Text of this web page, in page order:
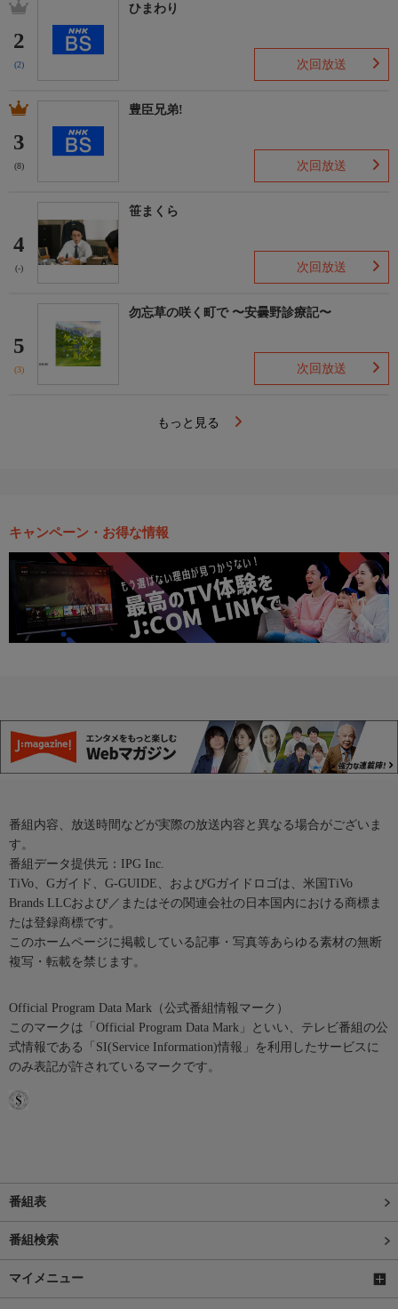
2
(2)
ひまわり
次回放送
3
(8)
豊臣兄弟!
次回放送
4
(-)
笹まくら
次回放送
5
(3)
勿忘草の咲く町で 〜安曇野診療記〜
次回放送
もっと見る
キャンペーン・お得な情報
番組内容、放送時間などが実際の放送内容と異なる場合がございま
す。
番組データ提供元：IPG Inc.
TiVo、Gガイド、G-GUIDE、およびGガイドロゴは、米国TiVo
Brands LLCおよび／またはその関連会社の日本国内における商標ま
たは登録商標です。
このホームページに掲載している記事・写真等あらゆる素材の無断
複写・転載を禁じます。
Official Program Data Mark（公式番組情報マーク）
このマークは「Official Program Data Mark」といい、テレビ番組の公
式情報である「SI(Service Information)情報」を利用したサービスに
のみ表記が許されているマークです。
番組表
番組検索
マイメニュー